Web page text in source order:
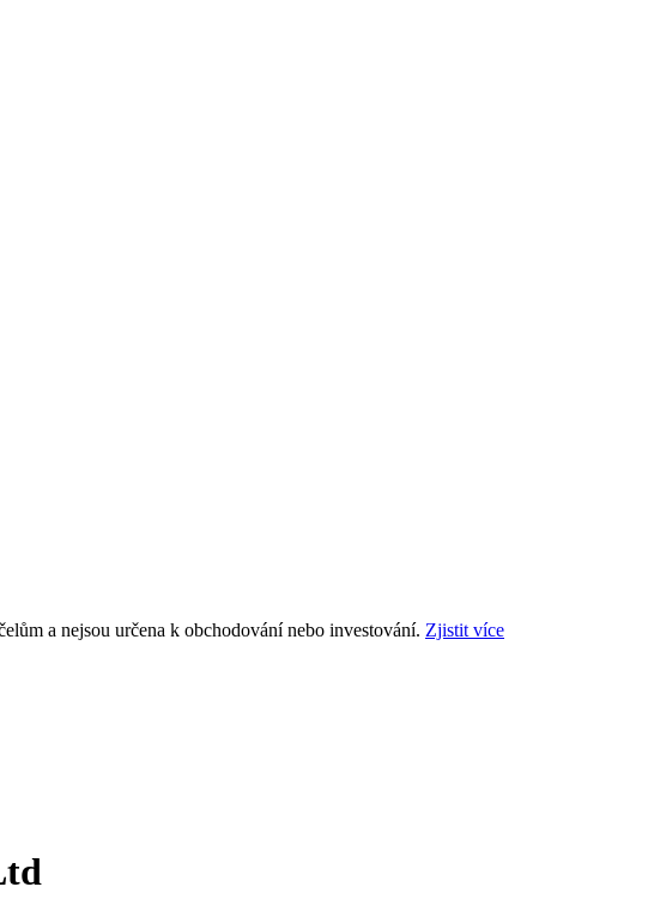
a nejsou určena k obchodování nebo investování. Zjistit více